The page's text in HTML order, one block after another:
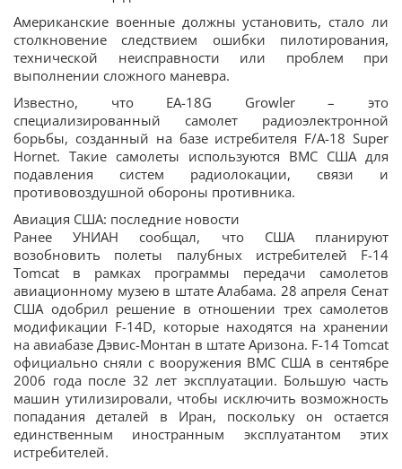
Американские военные должны установить, стало ли
столкновение следствием ошибки пилотирования,
технической неисправности или проблем при
выполнении сложного маневра.
Известно, что EA-18G Growler – это
специализированный самолет радиоэлектронной
борьбы, созданный на базе истребителя F/A-18 Super
Hornet. Такие самолеты используются ВМС США для
подавления систем радиолокации, связи и
противовоздушной обороны противника.
Авиация США: последние новости
Ранее УНИАН сообщал, что США планируют
возобновить полеты палубных истребителей F-14
Tomcat в рамках программы передачи самолетов
авиационному музею в штате Алабама. 28 апреля Сенат
США одобрил решение в отношении трех самолетов
модификации F-14D, которые находятся на хранении
на авиабазе Дэвис-Монтан в штате Аризона. F-14 Tomcat
официально сняли с вооружения ВМС США в сентябре
2006 года после 32 лет эксплуатации. Большую часть
машин утилизировали, чтобы исключить возможность
попадания деталей в Иран, поскольку он остается
единственным иностранным эксплуатантом этих
истребителей.